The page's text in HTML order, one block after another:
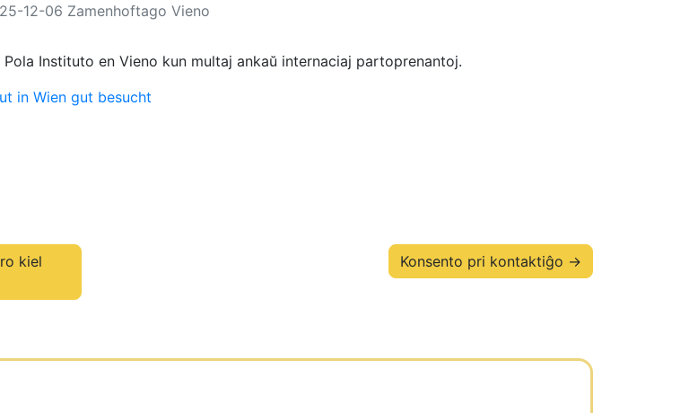
12-06 Zamenhoftago Vieno
Instituto en Vieno kun multaj ankaŭ internaciaj partoprenantoj.
in Wien gut besucht
kiel
Konsento pri kontaktiĝo →